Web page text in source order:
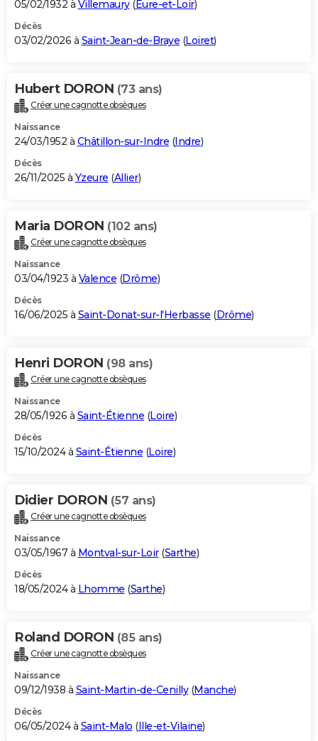
05/02/1932 à Villemaury(Eure-et-Loir)
Décès
03/02/2026 à Saint-Jean-de-Braye (Loiret)
Hubert DORON (73 ans)
Créer une cagnotte obsèques
Naissance
24/03/1952 à Châtillon-sur-Indre (Indre)
Décès
26/11/2025 à Yzeure (Allier)
Maria DORON (102 ans)
Créer une cagnotte obsèques
Naissance
03/04/1923 à Valence (Drôme)
Décès
16/06/2025 à Saint-Donat-sur-l'Herbasse (Drôme)
Henri DORON (98 ans)
Créer une cagnotte obsèques
Naissance
28/05/1926 à Saint-Étienne (Loire)
Décès
15/10/2024 à Saint-Étienne (Loire)
Didier DORON (57 ans)
Créer une cagnotte obsèques
Naissance
03/05/1967 à Montval-sur-Loir(Sarthe)
Décès
18/05/2024 à Lhomme (Sarthe)
Roland DORON (85 ans)
Créer une cagnotte obsèques
Naissance
09/12/1938 à Saint-Martin-de-Cenilly(Manche)
Décès
06/05/2024 à Saint-Malo (Ille-et-Vilaine)